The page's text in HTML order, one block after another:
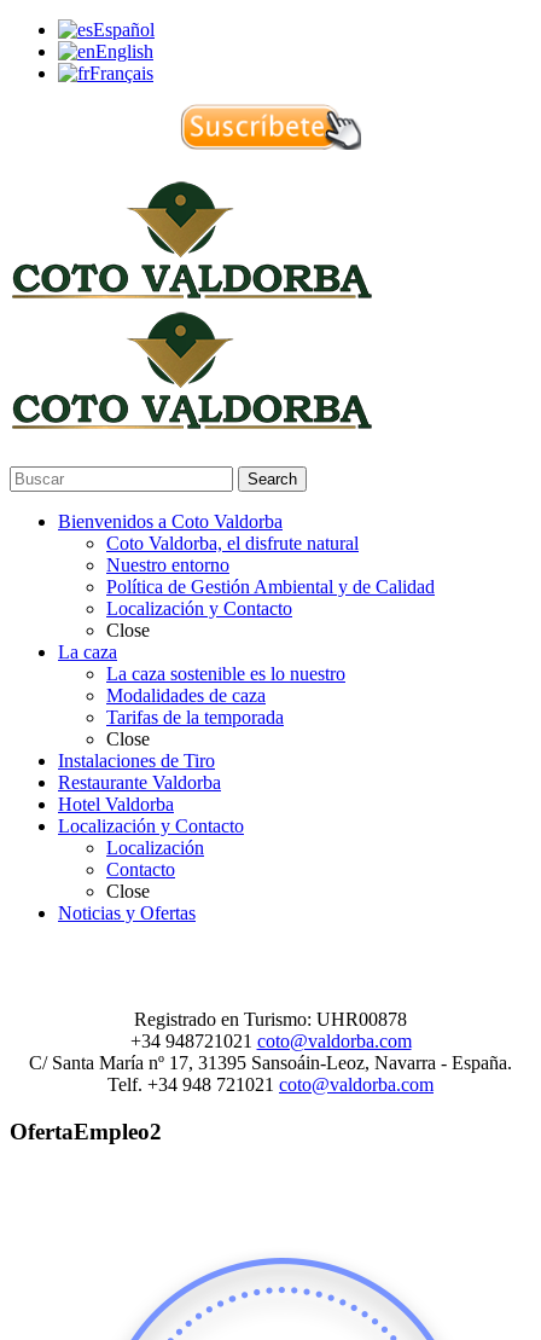
Español
English
Français
Search
Bienvenidos a Coto Valdorba
Coto Valdorba, el disfrute natural
Nuestro entorno
Política de Gestión Ambiental y de Calidad
Localización y Contacto
Close
La caza
La caza sostenible es lo nuestro
Modalidades de caza
Tarifas de la temporada
Close
Instalaciones de Tiro
Restaurante Valdorba
Hotel Valdorba
Localización y Contacto
Localización
Contacto
Close
Noticias y Ofertas
Registrado en Turismo: UHR00878
+34 948721021 coto@valdorba.com
C/ Santa María nº 17, 31395 Sansoáin-Leoz, Navarra - España.
Telf. +34 948 721021 coto@valdorba.com
OfertaEmpleo2